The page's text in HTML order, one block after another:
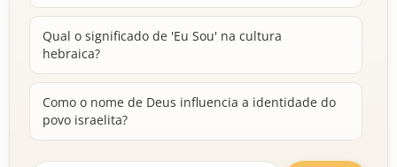
Qual o significado de 'Eu Sou' na cultura
hebraica?
Como o nome de Deus influencia a identidade do
povo israelita?